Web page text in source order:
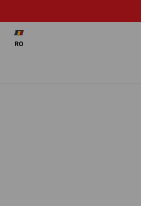
RO